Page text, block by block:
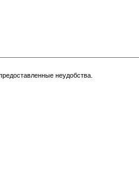
неудобства.